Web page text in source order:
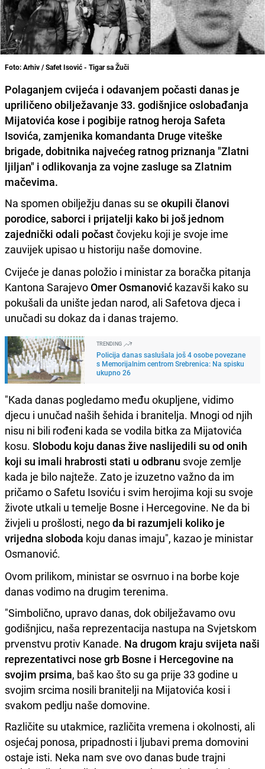
Foto: Arhiv / Safet Isović - Tigar sa Žuči
Polaganjem cvijeća i odavanjem počasti danas je
upriličeno obilježavanje 33. godišnjice oslobađanja
Mijatovića kose i pogibije ratnog heroja Safeta
Isovića, zamjenika komandanta Druge viteške
brigade, dobitnika najvećeg ratnog priznanja "Zlatni
ljiljan" i odlikovanja za vojne zasluge sa Zlatnim
mačevima.
Na spomen obilježju danas su se okupili članovi
porodice, saborci i prijatelji kako bi još jednom
zajednički odali počastčovjeku koji je svoje ime
zauvijek upisao u historiju naše domovine.
Cvijeće je danas položio i ministar za boračka pitanja
Kantona SarajevoOmer Osmanović kazavši kako su
pokušali da unište jedan narod, ali Safetova djeca i
unučadi su dokaz da i danas trajemo.
TRENDING
Policija danas saslušala još 4 osobe povezane
s Memorijalnim centrom Srebrenica: Na spisku
ukupno 26
"Kada danas pogledamo među okupljene, vidimo
djecu i unučad naših šehida i branitelja. Mnogi od njih
nisu ni bili rođeni kada se vodila bitka za Mijatovića
kosu. Slobodu koju danas žive naslijedili su od onih
koji su imali hrabrosti stati u odbranu svoje zemlje
kada je bilo najteže. Zato je izuzetno važno da im
pričamo o Safetu Isoviću i svim herojima koji su svoje
živote utkali u temelje Bosne i Hercegovine. Ne da bi
živjeli u prošlosti, negoda bi razumjeli koliko je
vrijedna sloboda koju danas imaju", kazao je ministar
Osmanović.
Ovom prilikom, ministar se osvrnuo i na borbe koje
danas vodimo na drugim terenima.
"Simbolično, upravo danas, dok obilježavamo ovu
godišnjicu, naša reprezentacija nastupa na Svjetskom
prvenstvu protiv Kanade. Na drugom kraju svijeta naši
reprezentativci nose grb Bosne i Hercegovine na
svojim prsima, baš kao što su ga prije 33 godine u
svojim srcima nosili branitelji na Mijatovića kosi i
svakom pedlju naše domovine.
Različite su utakmice, različita vremena i okolnosti, ali
osjećaj ponosa, pripadnosti i ljubavi prema domovini
ostaje isti. Neka nam sve ovo danas bude trajni